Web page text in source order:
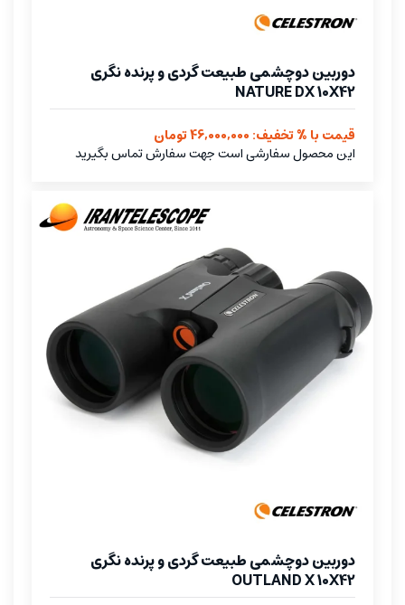
دوربین دوچشمی طبیعت گردی و پرنده نگری
NATURE DX 10X42
قیمت با % تخفیف: 46,000,000 تومان
این محصول سفارشی است جهت سفارش تماس بگیرید
دوربین دوچشمی طبیعت گردی و پرنده نگری
OUTLAND X 10X42